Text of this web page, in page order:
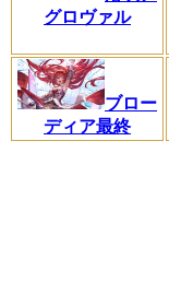
グロヴァル
ブロー
ディア最終